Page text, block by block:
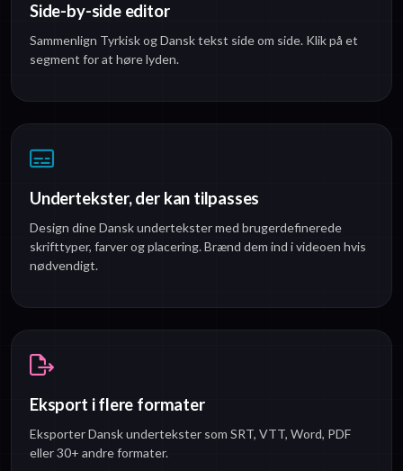
Side-by-side editor
Sammenlign Tyrkisk og Dansk tekst side om side. Klik på et
segment for at høre lyden.
Undertekster, der kan tilpasses
Design dine Dansk undertekster med brugerdefinerede
skrifttyper, farver og placering. Brænd dem ind i videoen hvis
nødvendigt.
Eksport i flere formater
Eksporter Dansk undertekster som SRT, VTT, Word, PDF
eller 30+ andre formater.